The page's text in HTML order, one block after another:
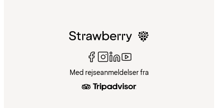
Med rejseanmeldelser fra